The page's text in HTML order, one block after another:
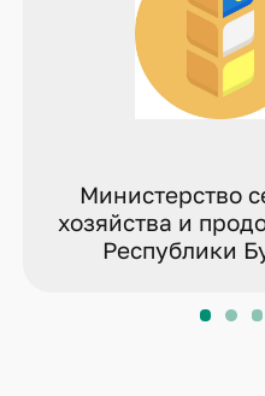
Министерство
хозяйства и
Республики